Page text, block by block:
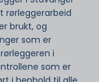
rørleggerarbeid
brukt, og
som er
i
som er